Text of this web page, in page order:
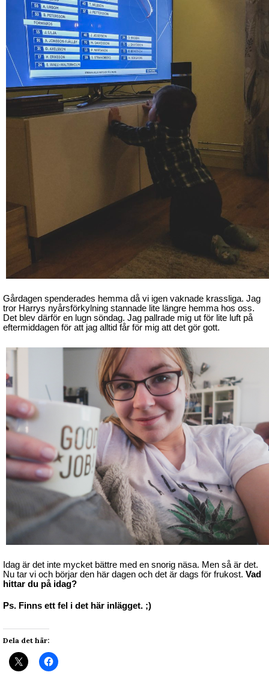
Gårdagen spenderades hemma då vi igen vaknade krassliga. Jag
tror Harrys nyårsförkylning stannade lite längre hemma hos oss.
Det blev därför en lugn söndag. Jag pallrade mig ut för lite luft på
eftermiddagen för att jag alltid får för mig att det gör gott.
Idag är det inte mycket bättre med en snorig näsa. Men så är det.
Nu tar vi och börjar den här dagen och det är dags för frukost. Vad
hittar du på idag?
Ps. Finns ett fel i det här inlägget. ;)
Dela det här: